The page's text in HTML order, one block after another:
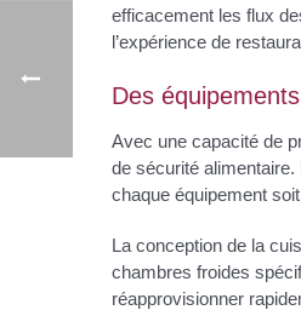
efficacement les flux
l’expérience de
Des
Avec une capacité de
de sécurité
chaque équipement
La conception de la
chambres froides
réapprovisionner